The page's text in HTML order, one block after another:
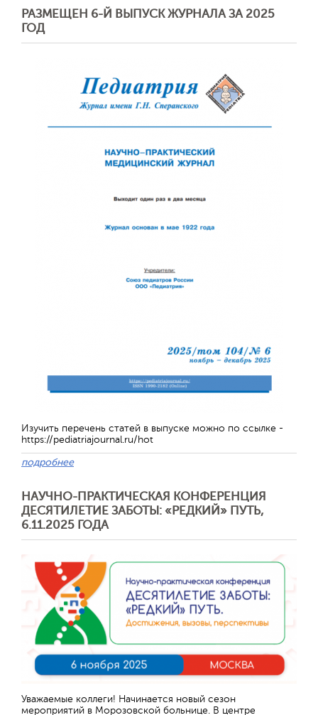
РАЗМЕЩЕН 6-Й ВЫПУСК ЖУРНАЛА ЗА 2025
ГОД
Изучить перечень статей в выпуске можно по ссылке -
https://pediatriajournal.ru/hot
подробнее
НАУЧНО-ПРАКТИЧЕСКАЯ КОНФЕРЕНЦИЯ
ДЕСЯТИЛЕТИЕ ЗАБОТЫ: «РЕДКИЙ» ПУТЬ,
6.11.2025 ГОДА
Уважаемые коллеги! Начинается новый сезон
мероприятий в Морозовской больнице. В центре